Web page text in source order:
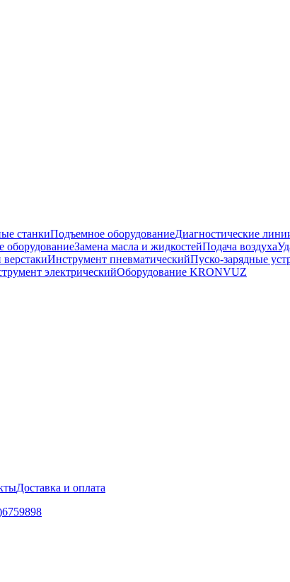
станкиПодъемное оборудованиеДиагностические
оборудованиеЗамена масла и жидкостейПодача воздуха
Инструмент пневматическийПуско-зарядные
электрическийОборудование KRONVUZ
Доставка и оплата